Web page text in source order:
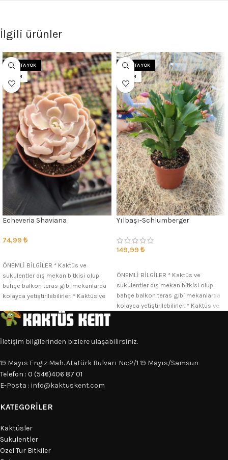
İlgili ürünler
STOKTA YOK
8.5CM
Echeveria Shaviana
74,99 ₺
ÖNEMLİ BİLGİLER * Kaktüs ve
sukulentler dış mekan bitkisi olup
bahçe balkon teras gibi mekanlarda
kolayca yetiştirilebilirler. * Kaktüs ve
STOKTA YOK
8.5CM
Yılbaşı-Schlumberger
149,99 ₺
ÖNEMLİ BİLGİLER * Kaktüs ve
sukulentler dış mekan bitkisi olup
bahçe balkon teras gibi mekanlarda
kolayca yetiştirilebilirler. * Kaktüs ve
İletişim bilgilerinden bizlere ulaşabilirsiniz.
19 Mayıs Engiz Mah. Atatürk Bulvarı No:2/1 19 Mayıs/Samsun
Telefon : 0 (546)406 87 01
E-Posta : info@kaktuskent.com
KATEGORILER
Kaktüsler
Sukulentler
Özel Tür Bitkiler